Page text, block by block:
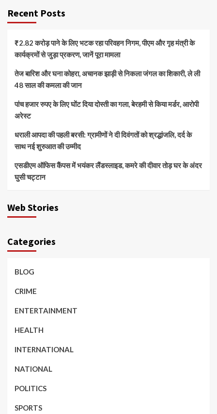
Recent Posts
₹2.82 करोड़ पाने के लिए भटक रहा परिवहन निगम, पीएम और गृह मंत्री के
कार्यक्रमों से जुड़ा प्रकरण, जानें पूरा मामला
तेज बारिश और घना कोहरा, अचानक झाड़ी से निकला जंगल का शिकारी, ले ली
48 साल की कमला की जान
पांच हजार रुपए के लिए घोंट दिया दोस्ती का गला, बेरहमी से किया मर्डर, आरोपी
अरेस्ट
धराली आपदा की पहली बरसी: ग्रामीणों ने दी दिवंगतों को श्रद्धांजलि, दर्द के
साथ नई शुरुआत की उम्मीद
एसडीएम ऑफिस कैंपस में भयंकर लैंडस्लाइड, कमरे की दीवार तोड़ घर के अंदर
घुसी चट्टान
Web Stories
Categories
BLOG
CRIME
ENTERTAINMENT
HEALTH
INTERNATIONAL
NATIONAL
POLITICS
SPORTS